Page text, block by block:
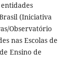
(Iniciativa
Observatório
nas Escolas de
Ensino de